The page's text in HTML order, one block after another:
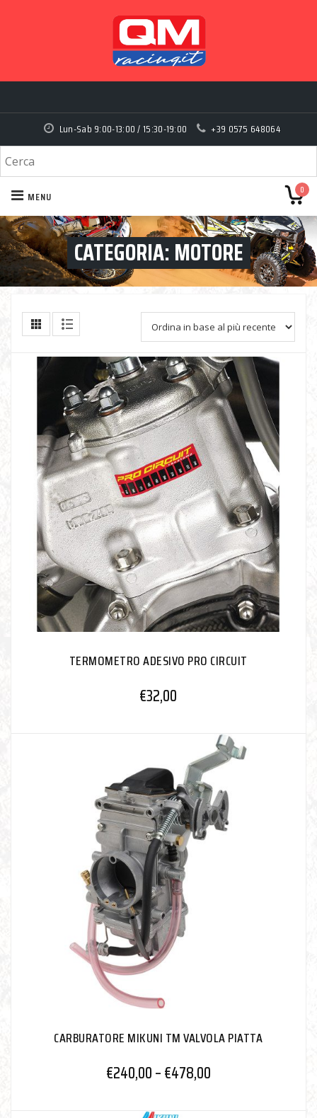
Lun-Sab 9:00-13:00 / 15:30-19:00 +39 0575 648064
0
MENU
CATEGORIA:MOTORE
TERMOMETRO ADESIVO PRO CIRCUIT
€32,00
CARBURATORE MIKUNI TM VALVOLA PIATTA
€240,00–€478,00